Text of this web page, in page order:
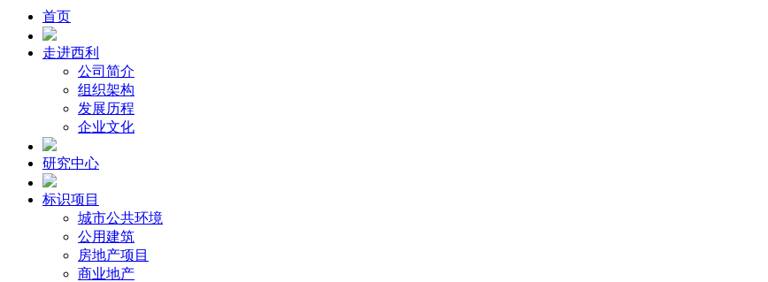
首页
走进西利
公司简介
组织架构
发展历程
企业文化
研究中心
标识项目
城市公共环境
公用建筑
房地产项目
商业地产